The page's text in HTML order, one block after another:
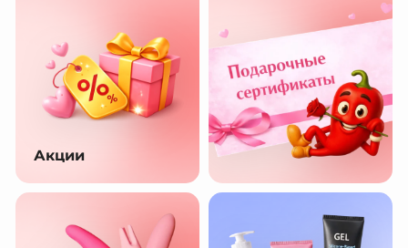
Акции